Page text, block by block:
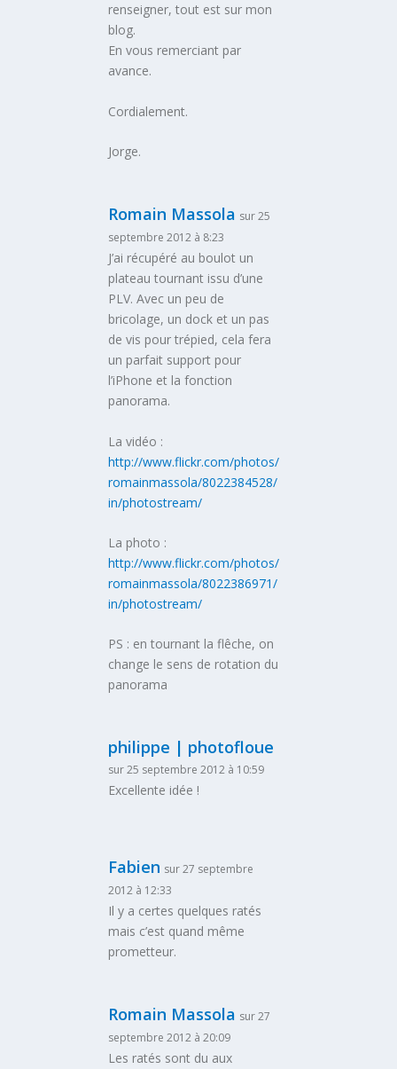
renseigner, tout est sur mon
blog.
En vous remerciant par
avance.
Cordialement.
Jorge.
Romain Massola sur 25
septembre 2012 à 8:23
J’ai récupéré au boulot un
plateau tournant issu d’une
PLV. Avec un peu de
bricolage, un dock et un pas
de vis pour trépied, cela fera
un parfait support pour
l’iPhone et la fonction
panorama.
La vidéo :
http://www.flickr.com/photos/
romainmassola/8022384528/
in/photostream/
La photo :
http://www.flickr.com/photos/
romainmassola/8022386971/
in/photostream/
PS : en tournant la flêche, on
change le sens de rotation du
panorama
philippe | photofloue
sur 25 septembre 2012 à 10:59
Excellente idée !
Fabien sur 27 septembre
2012 à 12:33
Il y a certes quelques ratés
mais c’est quand même
prometteur.
Romain Massola sur 27
septembre 2012 à 20:09
Les ratés sont du aux